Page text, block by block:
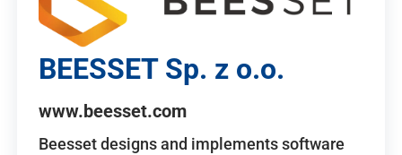
BEESSET Sp. z o.o.
www.beesset.com
Beesset designs and implements software